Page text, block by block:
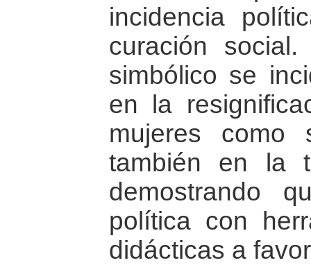
incidencia
curación
simbólico se
en la
mujeres como
también en la
demostrando
política con
didácticas a